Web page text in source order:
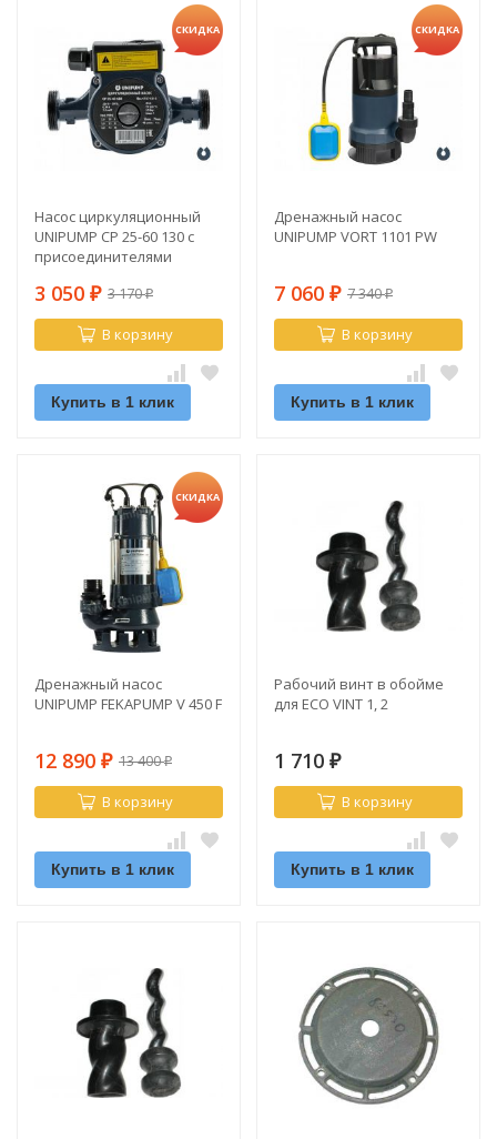
СКИДКА
Насос циркуляционный
UNIPUMP CP 25-60 130 с
присоединителями
3 050 ₽ 3 170₽
В корзину
Купить в 1 клик
СКИДКА
Дренажный насос
UNIPUMP VORT 1101 PW
7 060 ₽ 7 340₽
В корзину
Купить в 1 клик
СКИДКА
Дренажный насос
UNIPUMP FEKAPUMP V 450 F
12 890 ₽ 13 400₽
В корзину
Купить в 1 клик
Рабочий винт в обойме
для ECO VINT 1, 2
1 710 ₽
В корзину
Купить в 1 клик